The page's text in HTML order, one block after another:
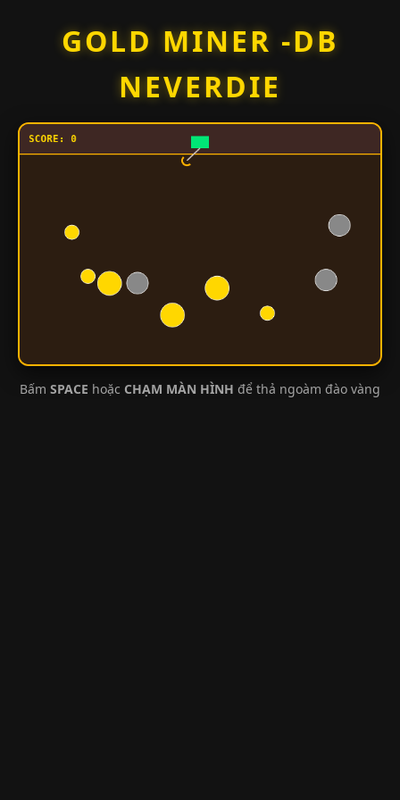
GOLD MINER -DB
NEVERDIE
Bấm SPACE hoặc CHẠM MÀN HÌNH để thả ngoàm đào vàng